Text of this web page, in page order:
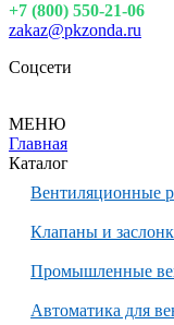
+7 (800) 550-21-06
zakaz@pkzonda.ru
Соцсети
МЕНЮ
Главная
Каталог
Вентиляционные
Клапаны и
Промышленные
Автоматика для